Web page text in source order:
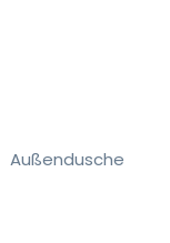
Außendusche